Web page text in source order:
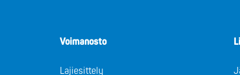
Voimanosto
Lajiesittely